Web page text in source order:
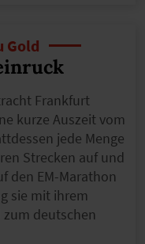
Gold
Frankfurt
kurze Auszeit vom
jede Menge
Strecken auf und
den EM-Marathon
sie mit ihrem
zum deutschen